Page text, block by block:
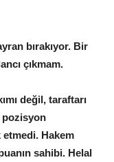
bırakıyor. Bir
çıkmam.
değil, taraftarı
pozisyon
etmedi. Hakem
sahibi. Helal